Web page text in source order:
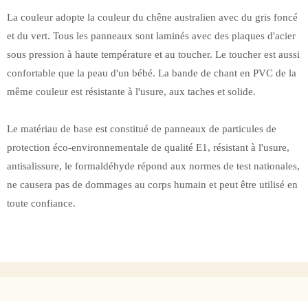
La couleur adopte la couleur du chêne australien avec du gris foncé
et du vert. Tous les panneaux sont laminés avec des plaques d'acier
sous pression à haute température et au toucher. Le toucher est aussi
confortable que la peau d'un bébé. La bande de chant en PVC de la
même couleur est résistante à l'usure, aux taches et solide.
Le matériau de base est constitué de panneaux de particules de
protection éco-environnementale de qualité E1, résistant à l'usure,
antisalissure, le formaldéhyde répond aux normes de test nationales,
ne causera pas de dommages au corps humain et peut être utilisé en
toute confiance.